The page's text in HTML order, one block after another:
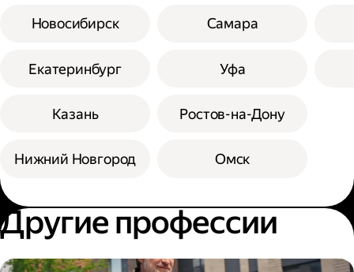
Новосибирск
Екатеринбург
Казань
Нижний Новгород
Самара
Уфа
Ростов-на-Дону
Омск
Другие профессии